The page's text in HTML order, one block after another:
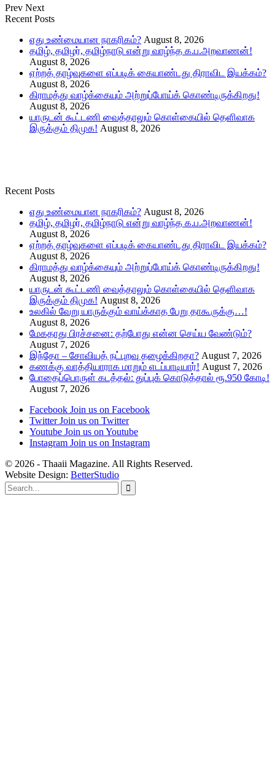
Prev Next
Recent Posts
எது உண்மையான நாகரிகம்? August 8, 2026
தமிழ், தமிழர், தமிழ்நாடு என்று வாழ்ந்த க.ப.அறவாணன்!
August 8, 2026
ஏற்றத் தாழ்வுகளை எப்படிக் கையாண்டது திராவிட இயக்கம்?
August 8, 2026
கிராமத்து வாழ்க்கையும் அற்றுப்போய்க் கொண்டிருக்கிறது!
August 8, 2026
யாருடன் கூட்டணி வைத்தாலும் கொள்கையில் தெளிவாக
இருக்கும் திமுக! August 8, 2026
Recent Posts
எது உண்மையான நாகரிகம்? August 8, 2026
தமிழ், தமிழர், தமிழ்நாடு என்று வாழ்ந்த க.ப.அறவாணன்!
August 8, 2026
ஏற்றத் தாழ்வுகளை எப்படிக் கையாண்டது திராவிட இயக்கம்?
August 8, 2026
கிராமத்து வாழ்க்கையும் அற்றுப்போய்க் கொண்டிருக்கிறது!
August 8, 2026
யாருடன் கூட்டணி வைத்தாலும் கொள்கையில் தெளிவாக
இருக்கும் திமுக! August 8, 2026
உலகில் வேறு யாருக்கும் வாய்க்காத பேறு தாகூருக்கு…!
August 8, 2026
மேகதாது பிரச்சனை: தற்போது என்ன செய்ய வேண்டும்?
August 7, 2026
இந்தோ – சோவியத் நட்புறவு தழைக்கிறதா? August 7, 2026
கணக்கு வாத்தியாராக மாறும் எடப்பாடியார்! August 7, 2026
போதைப்பொருள் கடத்தல்: துப்புக் கொடுத்தால் ரூ.950 கோடி!
August 7, 2026
Facebook Join us on Facebook
Twitter Join us on Twitter
Youtube Join us on Youtube
Instagram Join us on Instagram
© 2026 - Thaaii Magazine. All Rights Reserved.
Website Design: BetterStudio